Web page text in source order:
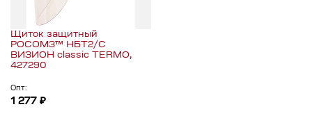
Щиток защитный
РОСОМЗ™ НБТ2/С
ВИЗИОН classic TERMO,
427290
Опт:
1 277 ₽